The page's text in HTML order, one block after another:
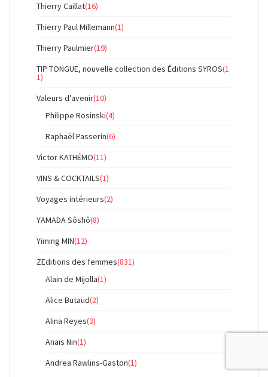
Thierry Caillat(16)
Thierry Paul Millemann(1)
Thierry Paulmier(19)
TIP TONGUE, nouvelle collection des Éditions SYROS(1
1)
Valeurs d'avenir(10)
Philippe Rosinski(4)
Raphaël Passerin(6)
Victor KATHÉMO(11)
VINS & COCKTAILS(1)
Voyages intérieurs(2)
YAMADA Sôshô(8)
Yiming MIN(12)
ZEditions des femmes(831)
Alain de Mijolla(1)
Alice Butaud(2)
Alina Reyes(3)
Anaïs Nin(1)
Andrea Rawlins-Gaston(1)